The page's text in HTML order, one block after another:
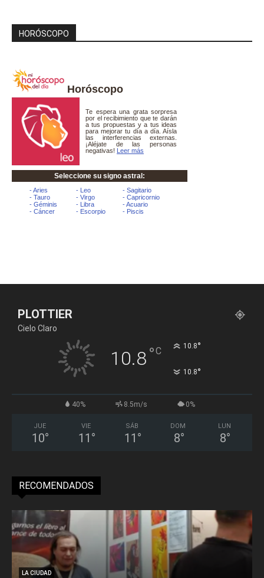
HORÓSCOPO
Horóscopo
PLOTTIER
Cielo Claro
10.8°C 10.8°
10.8°
40% 8.5m/s 0%
JUE
10°
VIE
11 °
SÁB
11 °
DOM
8°
LUN
8°
RECOMENDADOS
LA CIUDAD